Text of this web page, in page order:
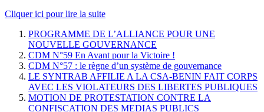
Cliquer ici pour lire la suite
PROGRAMME DE L’ALLIANCE POUR UNE
NOUVELLE GOUVERNANCE
CDM N°59 En Avant pour la Victoire !
CDM N°57 : le règne d’un système de gouvernance
LE SYNTRAB AFFILIE A LA CSA-BENIN FAIT CORPS
AVEC LES VIOLATEURS DES LIBERTES PUBLIQUES
MOTION DE PROTESTATION CONTRE LA
CONFISCATION DES MEDIAS PUBLICS